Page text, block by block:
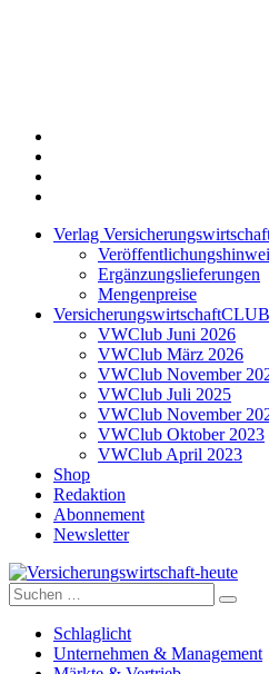
Verlag
Ergänzungslieferungen
Mengenpreise
VWClub Juni 2026
VWClub März 2026
VWClub November
VWClub Juli 2025
VWClub November
VWClub Oktober 2023
VWClub April 2023
Shop
Redaktion
Abonnement
Newsletter
Versicherungswirtschaft-heute
Suche
nach:
Schlaglicht
Unternehmen & Management